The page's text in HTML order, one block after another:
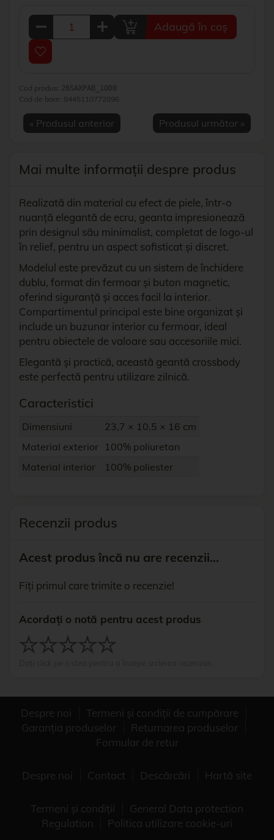
Adaugă în coș
Cod produs: 26SAXPAB_1008
Cod de bare: 8445110772096
« Produsul anterior Produsul următor »
Mai multe informații despre produs
Realizată din material cu efect de piele, într-o
nuanță elegantă de ecru, geanta impresionează
prin designul său minimalist, completat de logo-ul
în relief, pentru un aspect sofisticat și discret.
Modelul este prevăzut cu un sistem de închidere
dublu, format din fermoar și buton magnetic,
oferind siguranță și acces facil la interior.
Compartimentul principal este bine organizat și
include un buzunar interior cu fermoar, ideal
pentru obiectele de valoare sau accesoriile mici.
Elegantă și practică, această geantă crossbody
este perfectă pentru utilizare zilnică.
Caracteristici
Dimensiuni
23,7 × 10,5 × 16 cm
Material exterior 100% poliuretan
Material interior
100% poliester
Recenzii produs
Acest produs încă nu are recenzii...
Fiți primul care trimite o recenzie!
Acordați o notă pentru acest produs
Despre noi
Termeni și condiții de cumpărare
Garanția produselor
Returnarea produselor
Formular de retur
Despre noi Contact Descărcări Hartă site
Termeni și condiții
General Data protection
Regulation
Politica utilizare cookie-uri